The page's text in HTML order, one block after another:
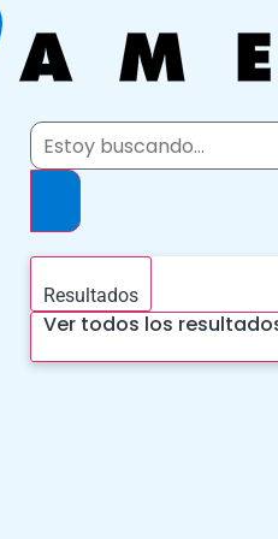
Search
Resultados
Ver todos los